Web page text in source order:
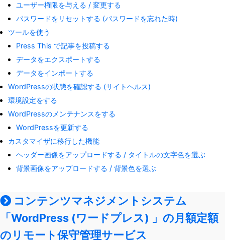
ユーザー権限を与える / 変更する
パスワードをリセットする (パスワードを忘れた時)
ツールを使う
Press This で記事を投稿する
データをエクスポートする
データをインポートする
WordPressの状態を確認する (サイトヘルス)
環境設定をする
WordPressのメンテナンスをする
WordPressを更新する
カスタマイザに移行した機能
ヘッダー画像をアップロードする / タイトルの文字色を選ぶ
背景画像をアップロードする / 背景色を選ぶ
コンテンツマネジメントシステム
「WordPress (ワードプレス) 」の月額定額
のリモート保守管理サービス